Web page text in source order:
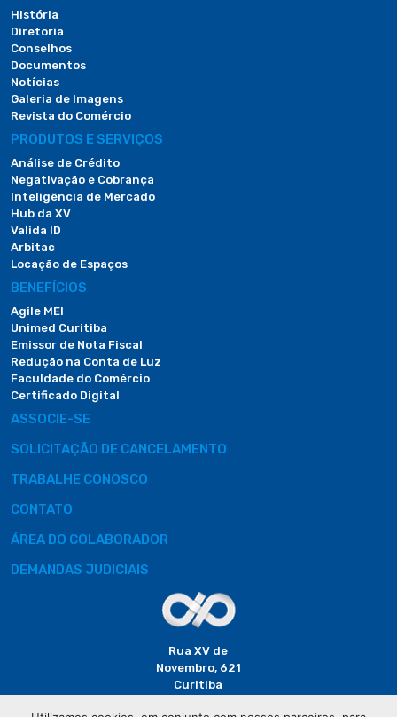
História
Diretoria
Conselhos
Documentos
Notícias
Galeria de Imagens
Revista do Comércio
PRODUTOS E SERVIÇOS
Análise de Crédito
Negativação e Cobrança
Inteligência de Mercado
Hub da XV
Valida ID
Arbitac
Locação de Espaços
BENEFÍCIOS
Agile MEI
Unimed Curitiba
Emissor de Nota Fiscal
Redução na Conta de Luz
Faculdade do Comércio
Certificado Digital
ASSOCIE-SE
SOLICITAÇÃO DE CANCELAMENTO
TRABALHE CONOSCO
CONTATO
ÁREA DO COLABORADOR
DEMANDAS JUDICIAIS
Rua XV de
Novembro, 621
Curitiba